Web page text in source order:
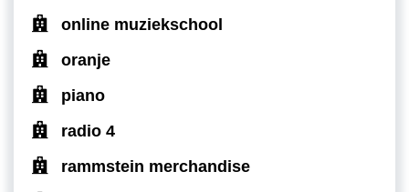
online muziekschool
oranje
piano
radio 4
rammstein merchandise